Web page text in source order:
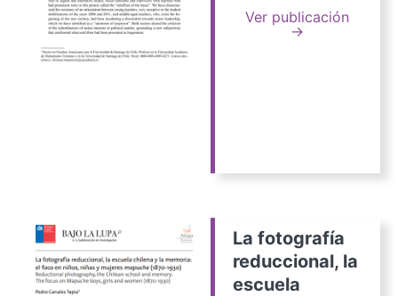
Ver publicación
→
La fotografía
reduccional, la
escuela